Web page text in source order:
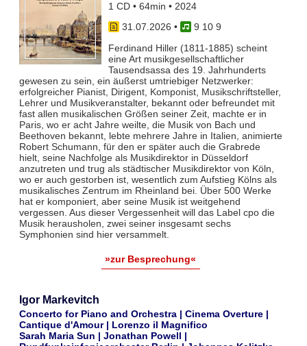
1 CD • 64min • 2024
31.07.2026 •
9 10 9
Ferdinand Hiller (1811-1885) scheint
eine Art musikgesellschaftlicher
Tausendsassa des 19. Jahrhunderts
gewesen zu sein, ein äußerst umtriebiger Netzwerker:
erfolgreicher Pianist, Dirigent, Komponist, Musikschriftsteller,
Lehrer und Musikveranstalter, bekannt oder befreundet mit
fast allen musikalischen Größen seiner Zeit, machte er in
Paris, wo er acht Jahre weilte, die Musik von Bach und
Beethoven bekannt, lebte mehrere Jahre in Italien, animierte
Robert Schumann, für den er später auch die Grabrede
hielt, seine Nachfolge als Musikdirektor in Düsseldorf
anzutreten und trug als städtischer Musikdirektor von Köln,
wo er auch gestorben ist, wesentlich zum Aufstieg Kölns als
musikalisches Zentrum im Rheinland bei. Über 500 Werke
hat er komponiert, aber seine Musik ist weitgehend
vergessen. Aus dieser Vergessenheit will das Label cpo die
Musik herausholen, zwei seiner insgesamt sechs
Symphonien sind hier versammelt.
»zur Besprechung«
Igor Markevitch
Concerto for Piano and Orchestra | Cinema Overture |
Cantique d'Amour | Lorenzo il Magnifico
Sarah Maria Sun | Jonathan Powell |